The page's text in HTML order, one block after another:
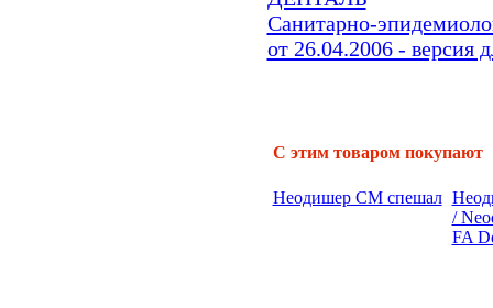
Санитарно-
от 26.04.2006 - версия
С этим товаром покупают
Неодишер СМ спешал
/
FA